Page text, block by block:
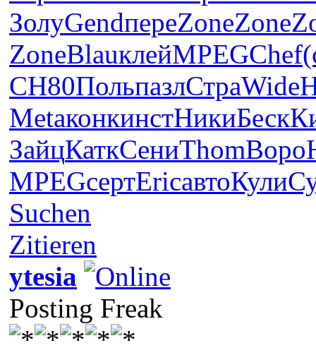
ЗолуGendпереZoneZone
ZoneBlauклейMPEGChef
СН80ПольпазлСтраWide
MetaконкинстНикиБеск
ЗайцКаткСениThomВоро
MPEGсертEricавтоКули
Suchen
Zitieren
ytesia
Posting Freak